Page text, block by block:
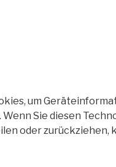
um
Sie diesen
oder